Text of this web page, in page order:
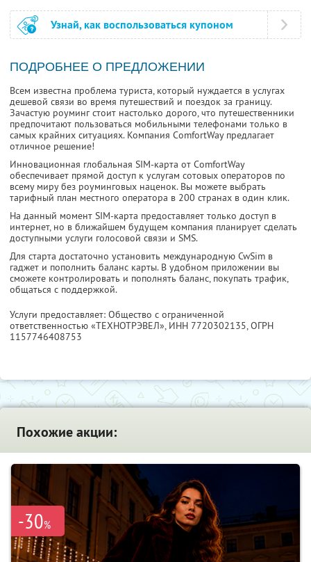
Узнай, как воспользоваться купоном
ПОДРОБНЕЕ О ПРЕДЛОЖЕНИИ
Всем известна проблема туриста, который нуждается в услугах
дешевой связи во время путешествий и поездок за границу.
Зачастую роуминг стоит настолько дорого, что путешественники
предпочитают пользоваться мобильными телефонами только в
самых крайних ситуациях. Компания ComfortWay предлагает
отличное решение!
Инновационная глобальная SIM-карта от ComfortWay
обеспечивает прямой доступ к услугам сотовых операторов по
всему миру без роуминговых наценок. Вы можете выбрать
тарифный план местного оператора в 200 странах в один клик.
На данный момент SIM-карта предоставляет только доступ в
интернет, но в ближайшем будущем компания планирует сделать
доступными услуги голосовой связи и SMS.
Для старта достаточно установить международную CwSim в
гаджет и пополнить баланс карты. В удобном приложении вы
сможете контролировать и пополнять баланс, покупать трафик,
общаться с поддержкой.
Услуги предоставляет: Общество с ограниченной
ответственностью «ТЕХНОТРЭВЕЛ», ИНН 7720302135, ОГРН
1157746408753
Похожие акции:
-30%